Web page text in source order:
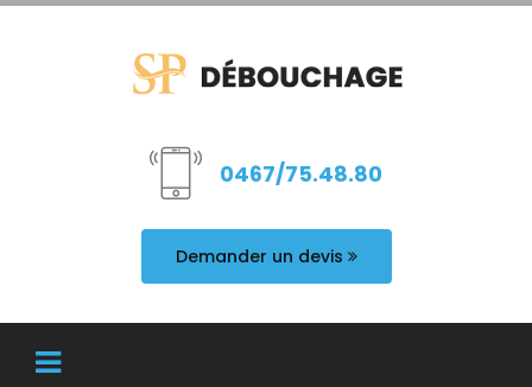
0467/75.48.80
Demander un devis